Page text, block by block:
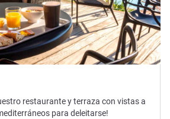
restaurante y terraza con vistas a
para deleitarse!